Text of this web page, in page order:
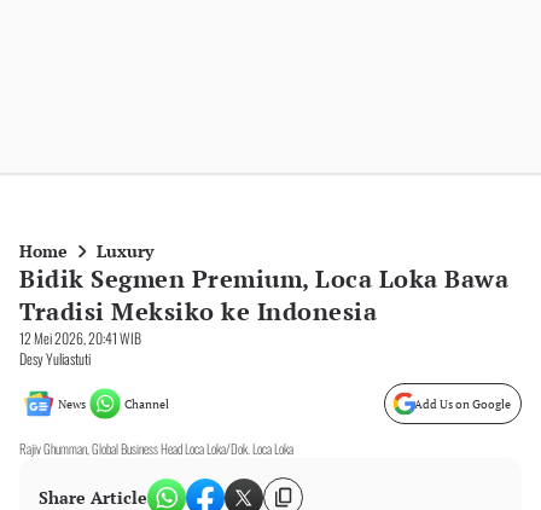
Home Luxury
Bidik Segmen Premium, Loca Loka Bawa
Tradisi Meksiko ke Indonesia
12 Mei 2026, 20:41 WIB
Desy Yuliastuti
News Channel Add Us on Google
Rajiv Ghumman, Global Business Head Loca Loka/Dok. Loca Loka
Share Article